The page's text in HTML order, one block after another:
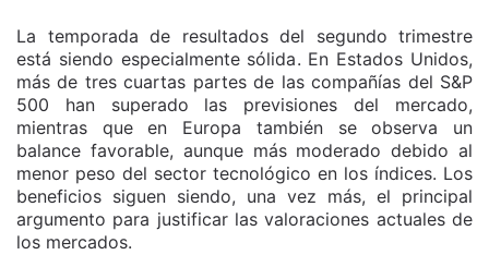
La temporada de resultados del segundo trimestre
está siendo especialmente sólida. En Estados Unidos,
más de tres cuartas partes de las compañías del S&P
500 han superado las previsiones del mercado,
mientras que en Europa también se observa un
balance favorable, aunque más moderado debido al
menor peso del sector tecnológico en los índices. Los
beneficios siguen siendo, una vez más, el principal
argumento para justificar las valoraciones actuales de
los mercados.